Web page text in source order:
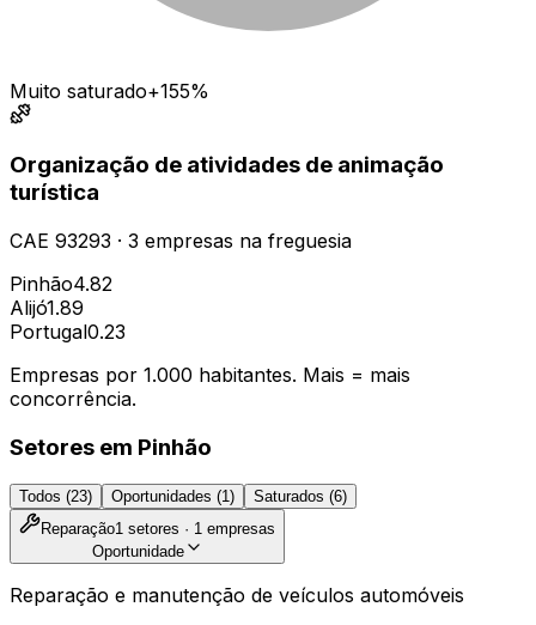
Muito saturado+155%
Organização de atividades de animação
turística
CAE 93293 · 3 empresas na freguesia
Pinhão4.82
Alijó1.89
Portugal0.23
Empresas por 1.000 habitantes. Mais = mais
concorrência.
Setores em Pinhão
Todos (23) Oportunidades (1) Saturados (6)
Reparação1 setores · 1 empresas
Oportunidade
Reparação e manutenção de veículos automóveis